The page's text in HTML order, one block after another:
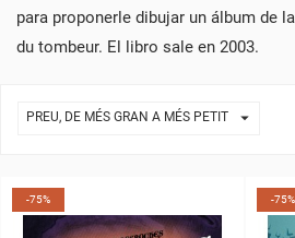
para proponerle dibujar un álbum de
du tombeur. El libro sale en 2003.
PREU, DE MÉS GRAN A MÉS PETIT 
-75% -75%